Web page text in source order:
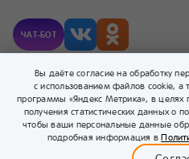
Бейбимания
ЧАТ-БОТ
© Компания Nestlé, 2026 г. Все права
® Владелец товарных знаков: Société
Вы даёте согласие на обработку
с использованием файлов cookie, а
программы «Яндекс Метрика», в целях
получения статистических данных о
чтобы ваши персональные данные
подробная информация в